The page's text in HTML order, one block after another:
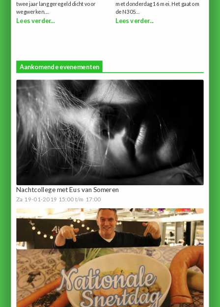
twee jaar lang geregeld dicht voor
wegwerken....
Lees verder...
met donderdag 16 mei. Het gaat om
de N305...
Lees verder...
Aankomende evenementen
Nachtcollege met Eus van Someren
Za 19-01-2019 15:00 t/m 17:00